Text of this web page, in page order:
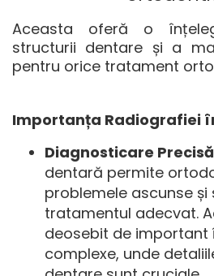
Aceasta oferă o
structurii dentare și a
pentru orice tratament
Importanța Radiografiei
Diagnosticare
dentară permite
problemele ascunse și
tratamentul adecvat.
deosebit de important
complexe, unde